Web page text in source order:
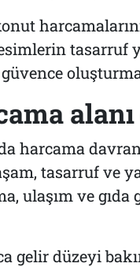
oluşturma
harcama
tasarruf ve
ulaşım ve
gelir düzeyi